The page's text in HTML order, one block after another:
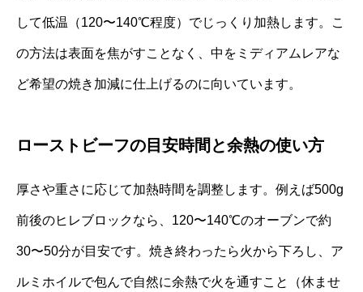
して低温（120〜140℃程度）でじっくり加熱します。こ
の方法は表面を焦がすことなく、中をミディアムレアな
ど希望の焼き加減に仕上げるのに向いています。
ローストビーフの目安時間と余熱の使い方
厚さや重さに応じて加熱時間を調整します。例えば500g
前後のヒレブロックなら、120〜140℃のオーブンで約
30〜50分が目安です。焼き終わったら火から下ろし、ア
ルミホイルで包んで自然に余熱で火を通すこと（休ませ